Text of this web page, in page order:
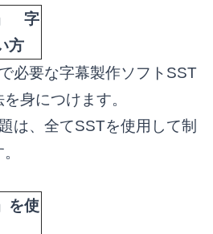
字
方
必要な字幕製作ソフトSST
身につけます。
は、全てSSTを使用して制
を使